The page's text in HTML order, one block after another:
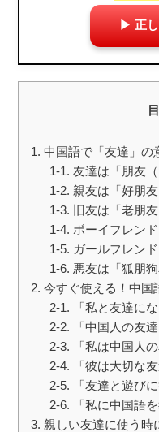
▶ 正
1. 中国語で「友達」の
1-1. 友達は「朋友（
1-2. 親友は「好朋友
1-3. 旧友は「老朋友
1-4. ボーイフレン
1-5. ガールフレン
1-6. 悪友は「狐朋
2. 今すぐ使える！中国
2-1. 「私と友達に
2-2. 「中国人の友
2-3. 「私は中国人
2-4. 「彼は大切な友
2-5. 「友達と遊びに
2-6. 「私に中国語
3. 親しい友達に使う時